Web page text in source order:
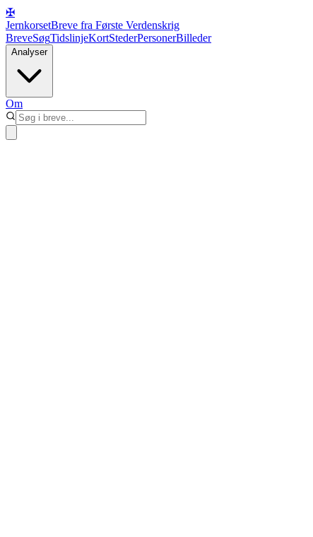
✠
JernkorsetBreve fra Første Verdenskrig
BreveSøgTidslinjeKortStederPersonerBilleder
Analyser
Om